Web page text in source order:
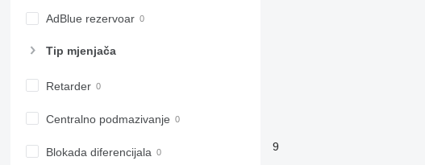
AdBlue rezervoar
Tip mјenjača
Retarder
Centralno podmazivanje
Blokada diferencijala
9